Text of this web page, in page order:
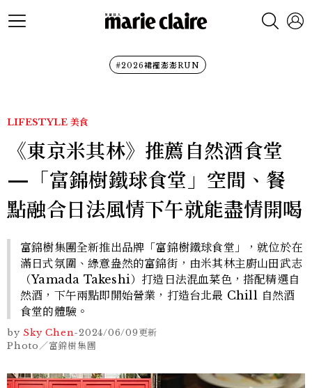
#2026裙襬澎澎RUN
LIFESTYLE 美食
《東京米其林》推薦自然酒食堂
—「富錦樹鐵球食堂」空間、餐
點融合日法風情下午就能盡情開喝
富錦樹集團全新推出品牌「富錦樹鐵球食堂」，就位於在
滿日式氛圍、綠意盎然的富錦街，由米其林主廚山田武志
（Yamada Takeshi）打造日法混血菜色，搭配精選自
然酒，下午兩點即開始營業，打造台北最 Chill 自然酒
食堂的體驗。
by Sky Chen-2024/06/09更新
Photo／富錦樹集團